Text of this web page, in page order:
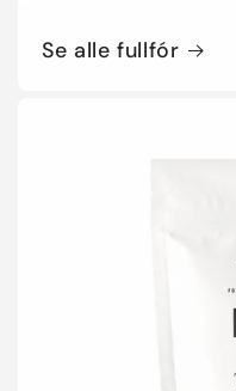
Se alle fullfór